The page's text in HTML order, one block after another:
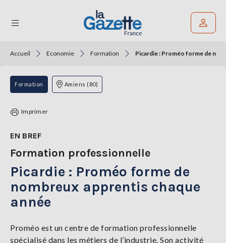
THÉMATIQUES
RÉGIONS
TENDANCES
SERVICES
LA
GAZETTE
Se
Accueil Economie Formation Picardie : Proméo forme de
Formation Amiens (80)
Imprimer
EN BREF
Formation professionnelle
Picardie : Proméo forme de
nombreux apprentis chaque
année
Proméo est un centre de formation professionnelle
spécialisé dans les métiers de l’industrie. Son activité